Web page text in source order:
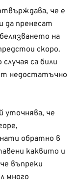
че е
да пренесат
на
скоро.
са били
недостатъчно
уточнява, че
обратно в
каквито и
въпреки
много